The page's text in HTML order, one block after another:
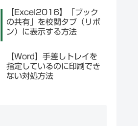
【Excel2016】「ブック
の共有」を校閲タブ（リボ
ン）に表示する方法
【Word】手差しトレイを
指定しているのに印刷でき
ない対処方法